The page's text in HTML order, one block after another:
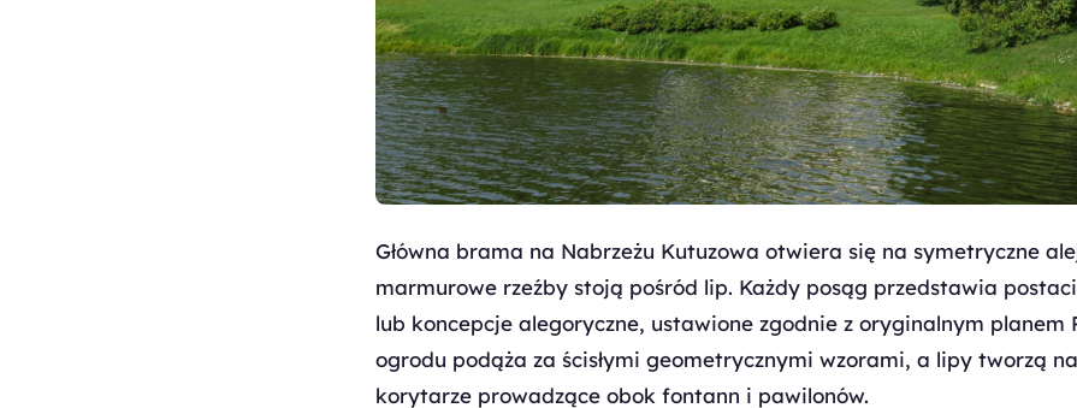
Główna brama na Nabrzeżu Kutuzowa otwiera się na symetryczne
marmurowe rzeźby stoją pośród lip. Każdy posąg przedstawia
lub koncepcje alegoryczne, ustawione zgodnie z oryginalnym planem
ogrodu podąża za ścisłymi geometrycznymi wzorami, a lipy tworzą
korytarze prowadzące obok fontann i pawilonów.